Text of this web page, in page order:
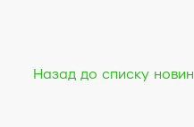
Назад до списку новин